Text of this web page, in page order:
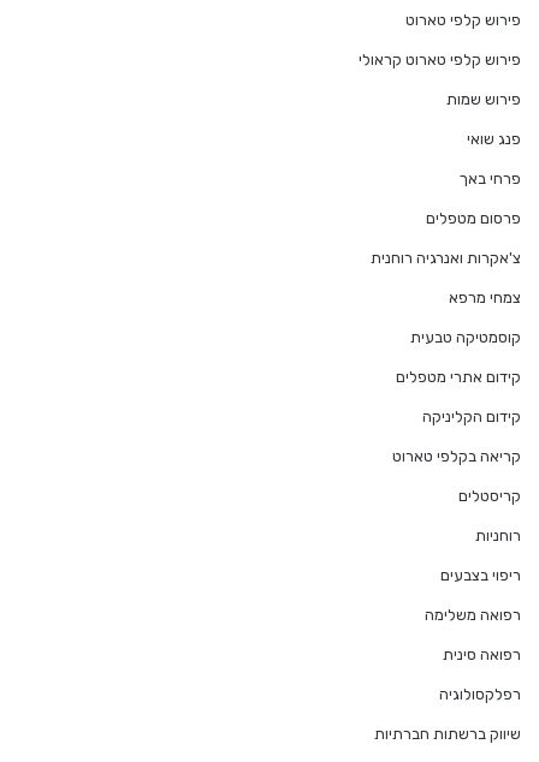
פירוש קלפי טארוט
פירוש קלפי טארוט קראולי
פירוש שמות
פנג שואי
פרחי באך
פרסום מטפלים
צ'אקרות ואנרגיה רוחנית
צמחי מרפא
קוסמטיקה טבעית
קידום אתרי מטפלים
קידום הקליניקה
קריאה בקלפי טארוט
קריסטלים
רוחניות
ריפוי בצבעים
רפואה משלימה
רפואה סינית
רפלקסולוגיה
שיווק ברשתות חברתיות